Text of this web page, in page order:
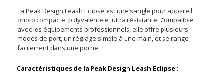
La Peak Design Leash Eclipse est une sangle pour appareil
photo compacte, polyvalente et ultra résistante. Compatible
avec les équipements professionnels, elle offre plusieurs
modes de port, un réglage simple à une main, et se range
facilement dans une poche.
Caractéristiques de la Peak Design Leash Eclipse :